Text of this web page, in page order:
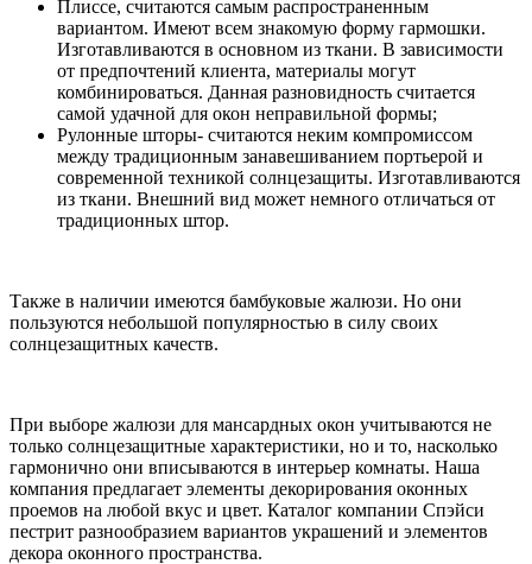
Плиссе, считаются самым распространенным
вариантом. Имеют всем знакомую форму гармошки.
Изготавливаются в основном из ткани. В зависимости
от предпочтений клиента, материалы могут
комбинироваться. Данная разновидность считается
самой удачной для окон неправильной формы;
Рулонные шторы- считаются неким компромиссом
между традиционным занавешиванием портьерой и
современной техникой солнцезащиты. Изготавливаются
из ткани. Внешний вид может немного отличаться от
традиционных штор.
Также в наличии имеются бамбуковые жалюзи. Но они
пользуются небольшой популярностью в силу своих
солнцезащитных качеств.
При выборе жалюзи для мансардных окон учитываются не
только солнцезащитные характеристики, но и то, насколько
гармонично они вписываются в интерьер комнаты. Наша
компания предлагает элементы декорирования оконных
проемов на любой вкус и цвет. Каталог компании Спэйси
пестрит разнообразием вариантов украшений и элементов
декора оконного пространства.